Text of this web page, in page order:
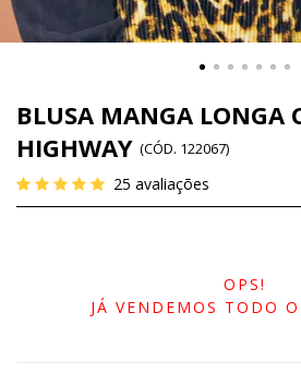
BLUSA MANGA LONGA
HIGHWAY (CÓD. 122067)
25 avaliações
OPS!
JÁ VENDEMOS TODO